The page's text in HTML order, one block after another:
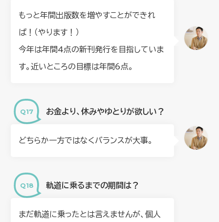
もっと年間出版数を増やすことができれ
ば！（やります！）
今年は年間4点の新刊発行を目指していま
す。近いところの目標は年間6点。
お金より、休みやゆとりが欲しい？
どちらか一方ではなくバランスが大事。
軌道に乗るまでの期間は？
まだ軌道に乗ったとは言えませんが、個人